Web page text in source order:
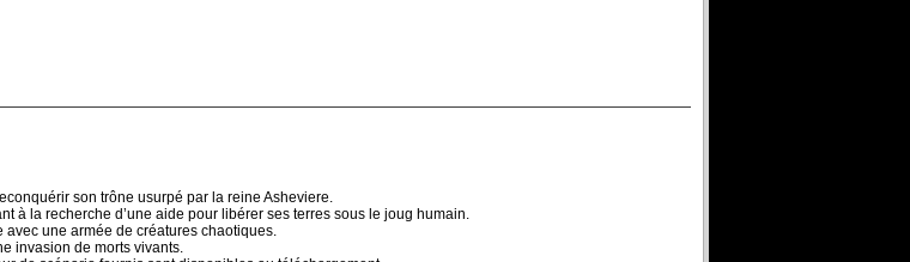
son trône usurpé par la reine Asheviere.
à la recherche d’une aide pour libérer ses terres sous le joug humain.
une armée de créatures chaotiques.
invasion de morts vivants.